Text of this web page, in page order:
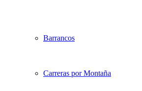
Barrancos
Carreras por Montaña